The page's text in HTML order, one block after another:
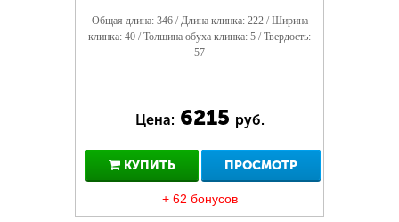
Общая длина: 346 / Длина клинка: 222 / Ширина
клинка: 40 / Толщина обуха клинка: 5 / Твердость:
57
Цена: 6215 руб.
КУПИТЬ ПРОСМОТР
+ 62 бонусов